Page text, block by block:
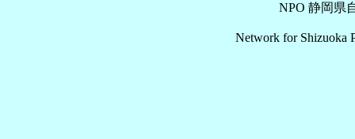
NPO 静岡県
Network for Shizuoka